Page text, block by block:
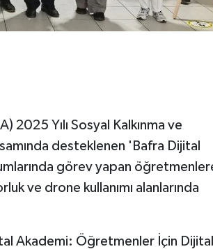
2025 Yılı Sosyal Kalkınma ve
desteklenen 'Bafra Dijital
görev yapan
ve drone kullanımı alanlarında
Akademi: Öğretmenler İçin Dijital